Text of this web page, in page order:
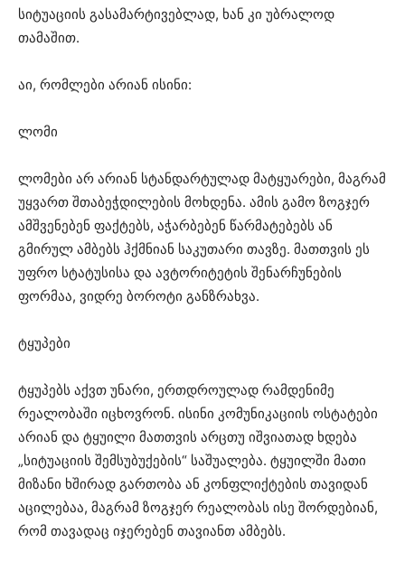
სიტუაციის გასამარტივებლად, ხან კი უბრალოდ
თამაშით.
აი, რომლები არიან ისინი:
ლომი
ლომები არ არიან სტანდარტულად მატყუარები, მაგრამ
უყვართ შთაბეჭდილების მოხდენა. ამის გამო ზოგჯერ
ამშვენებენ ფაქტებს, აჭარბებენ წარმატებებს ან
გმირულ ამბებს ჰქმნიან საკუთარი თავზე. მათთვის ეს
უფრო სტატუსისა და ავტორიტეტის შენარჩუნების
ფორმაა, ვიდრე ბოროტი განზრახვა.
ტყუპები
ტყუპებს აქვთ უნარი, ერთდროულად რამდენიმე
რეალობაში იცხოვრონ. ისინი კომუნიკაციის ოსტატები
არიან და ტყუილი მათთვის არცთუ იშვიათად ხდება
„სიტუაციის შემსუბუქების“ საშუალება. ტყუილში მათი
მიზანი ხშირად გართობა ან კონფლიქტების თავიდან
აცილებაა, მაგრამ ზოგჯერ რეალობას ისე შორდებიან,
რომ თავადაც იჯერებენ თავიანთ ამბებს.